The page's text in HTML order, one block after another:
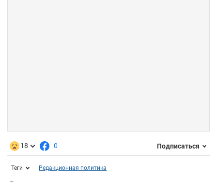
18 0 Подписаться
Теги Редакционная политика